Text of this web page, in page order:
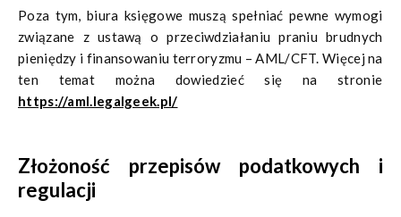
to prowadzić do sytuacji, w której trzeba udzielić klientowi
wsparcia i rozwiązać problem, co może być czasochłonne i
stresujące. Dlatego wielu księgowych decyduje się na
ubezpieczenie odpowiedzialności zawodowej, które może
pomóc w zminimalizowaniu ryzyka finansowego
Poza tym, biura księgowe muszą spełniać pewne wymogi
związane z ustawą o przeciwdziałaniu praniu brudnych
pieniędzy i finansowaniu terroryzmu – AML/CFT. Więcej na
ten temat można dowiedzieć się na stronie
https://aml.legalgeek.pl/
Złożoność przepisów podatkowych i
regulacji